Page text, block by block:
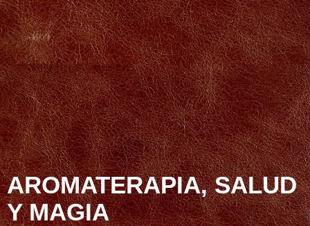
AROMATERAPIA, SALUD
Y MAGIA